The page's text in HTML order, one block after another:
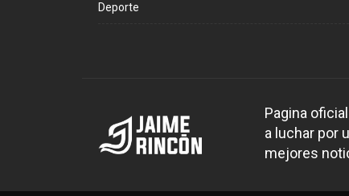
Deporte
Pagina
a luchar por
mejores